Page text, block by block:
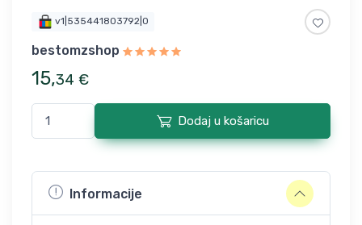
v1|535441803792|0
bestomzshop
15,34 €
Dodaj u košaricu
Informacije